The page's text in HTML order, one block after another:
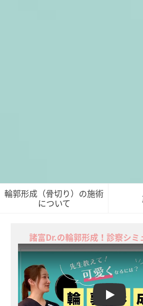
輪郭形成（骨切り）の施術
について
諸富Dr.の輪郭形成！診察シミ
Play